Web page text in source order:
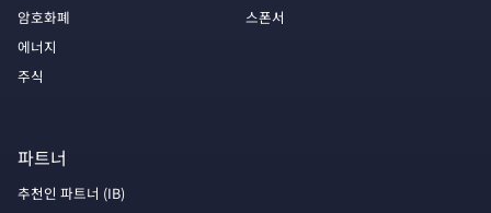
암호화폐
에너지
주식
스폰서
파트너
추천인 파트너 (IB)